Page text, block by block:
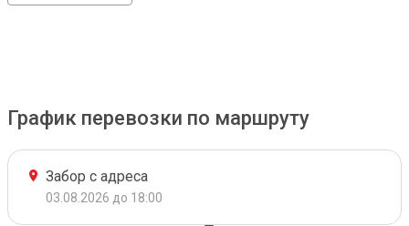
График перевозки по маршруту
Забор с адреса
03.08.2026 до 18:00